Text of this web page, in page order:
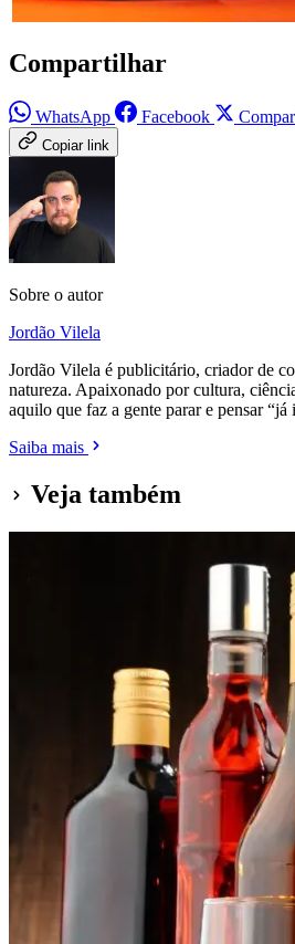
Compartilhar
WhatsApp Facebook
Copiar link
Sobre o autor
Jordão Vilela
Jordão Vilela é publicitário, criador de
natureza. Apaixonado por cultura,
aquilo que faz a gente parar e pensar “já
Saiba mais
Veja também